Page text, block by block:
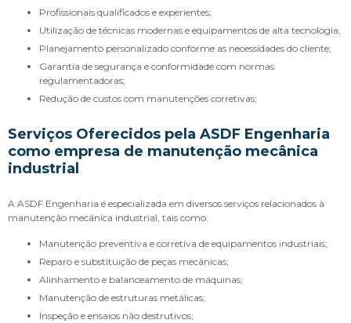
Profissionais qualificados e experientes;
Utilização de técnicas modernas e equipamentos de alta tecnologia;
Planejamento personalizado conforme as necessidades do cliente;
Garantia de segurança e conformidade com normas
regulamentadoras;
Redução de custos com manutenções corretivas;
Serviços Oferecidos pela ASDF Engenharia
como empresa de manutenção mecânica
industrial
A ASDF Engenharia é especializada em diversos serviços relacionados à
manutenção mecânica industrial, tais como:
Manutenção preventiva e corretiva de equipamentos industriais;
Reparo e substituição de peças mecânicas;
Alinhamento e balanceamento de máquinas;
Manutenção de estruturas metálicas;
Inspeção e ensaios não destrutivos;